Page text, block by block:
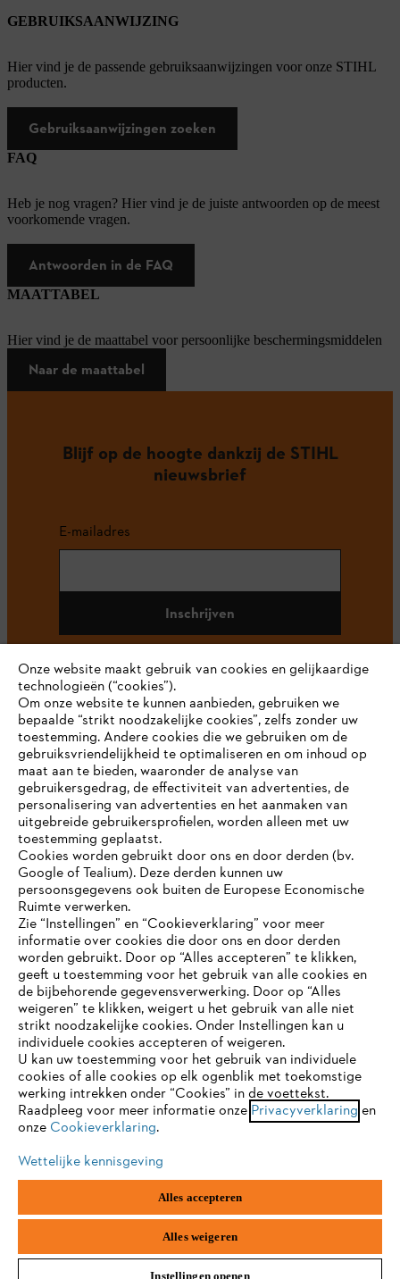
GEBRUIKSAANWIJZING
Hier vind je de passende gebruiksaanwijzingen voor onze STIHL
producten.
Gebruiksaanwijzingen zoeken
FAQ
Heb je nog vragen? Hier vind je de juiste antwoorden op de meest
voorkomende vragen.
Antwoorden in de FAQ
MAATTABEL
Hier vind je de maattabel voor persoonlijke beschermingsmiddelen
Naar de maattabel
Blijf op de hoogte dankzij de STIHL
nieuwsbrief
E-mailadres
Inschrijven
#STIHL
Bedrijf
STIHL FAQ
Contact
Gegevensbescherming Impressum
ANDREAS STIHL NV, Veurtstraat 117, 2870Puurs-Sint-Amands,
België/Belgique
VAT Number: BE 0427.714.768
JE BROWSER WORDT NIET
ONDERSTEUND
Je gebruikt een browser die we nog niet ondersteunen. Om
onze website optimaal te kunnen gebruiken, raden we aan dat
je overschakelt op één van de volgende browsers:
firefox
safari edge
Onze website maakt gebruik van cookies en gelijkaardige
technologieën (“cookies”).
Om onze website te kunnen aanbieden, gebruiken we
bepaalde “strikt noodzakelijke cookies”, zelfs zonder uw
toestemming. Andere cookies die we gebruiken om de
gebruiksvriendelijkheid te optimaliseren en om inhoud op
maat aan te bieden, waaronder de analyse van
gebruikersgedrag, de effectiviteit van advertenties, de
personalisering van advertenties en het aanmaken van
uitgebreide gebruikersprofielen, worden alleen met uw
toestemming geplaatst.
Cookies worden gebruikt door ons en door derden (bv.
Google of Tealium). Deze derden kunnen uw
persoonsgegevens ook buiten de Europese Economische
Ruimte verwerken.
Zie “Instellingen” en “Cookieverklaring” voor meer
informatie over cookies die door ons en door derden
worden gebruikt. Door op “Alles accepteren” te klikken,
geeft u toestemming voor het gebruik van alle cookies en
de bijbehorende gegevensverwerking. Door op “Alles
weigeren” te klikken, weigert u het gebruik van alle niet
strikt noodzakelijke cookies. Onder Instellingen kan u
individuele cookies accepteren of weigeren.
U kan uw toestemming voor het gebruik van individuele
cookies of alle cookies op elk ogenblik met toekomstige
werking intrekken onder “Cookies” in de voettekst.
Raadpleeg voor meer informatie onze Privacyverklaring en
onze Cookieverklaring.
Wettelijke kennisgeving
Alles accepteren
Alles weigeren
Instellingen openen